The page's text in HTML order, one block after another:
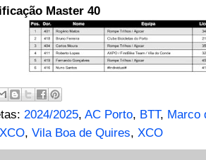
Master 40
2024/2025, AC Porto, BTT, Marco
, Vila Boa de Quires, XCO